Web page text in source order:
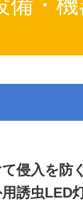
侵入を防
誘虫LED